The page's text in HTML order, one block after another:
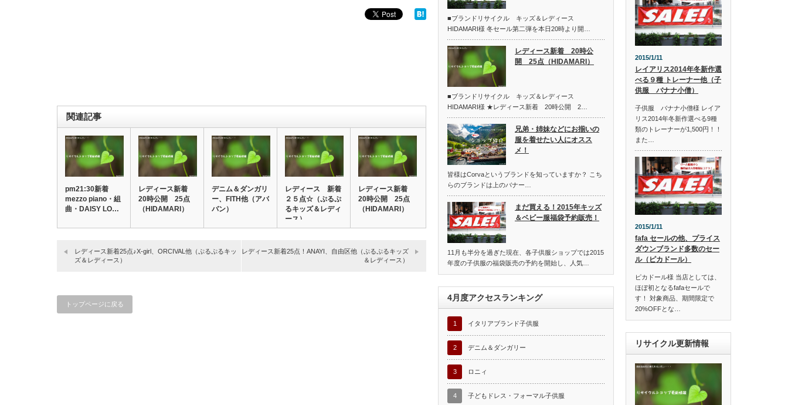
関連記事
pm21:30新着
mezzo piano・組
曲・DAISY LO…
レディース新着
20時公開 25点
（HIDAMARI）
デニム＆ダンガリ
ー、FITH他（アバ
バン）
レディース 新着
２５点☆（ぷるぷ
るキッズ＆レディ
ース）
レディース新着
20時公開 25点
（HIDAMARI）
レディース新着25点♪X-girl、ORCIVAL他（ぷるぷるキッ
ズ＆レディース）
レディース新着25点！ANAYI、自由区他（ぷるぷるキッズ
＆レディース）
トップページに戻る
■ブランドリサイクル キッズ＆レディース
HIDAMARI様 冬セール第二弾を本日20時より開…
レディース新着 20時公
開 25点（HIDAMARI）
■ブランドリサイクル キッズ＆レディース
HIDAMARI様 ★レディース新着 20時公開 2…
兄弟・姉妹などにお揃いの
服を着せたい人にオスス
メ！
皆様はCorvaというブランドを知っていますか？ こち
らのブランドは上のバナー…
まだ買える！2015年キッズ
＆ベビー服福袋予約販売！
11月も半分を過ぎた現在、各子供服ショップでは2015
年度の子供服の福袋販売の予約を開始し、人気…
4月度アクセスランキング
1 イタリアブランド子供服
2 デニム＆ダンガリー
3 ロニィ
4 子どもドレス・フォーマル子供服
2015/1/11
レイアリス2014年冬新作選
べる９種 トレーナー他（子
供服 バナナ小僧）
子供服 バナナ小僧様 レイア
リス2014年冬新作選べる9種
類のトレーナーが1,500円！！
また…
2015/1/11
fafa セールの他、プライス
ダウンブランド多数のセー
ル（ピカドール）
ピカドール様 当店としては、
ほぼ初となるfafaセールで
す！ 対象商品、期間限定で
20%OFFとな…
リサイクル更新情報